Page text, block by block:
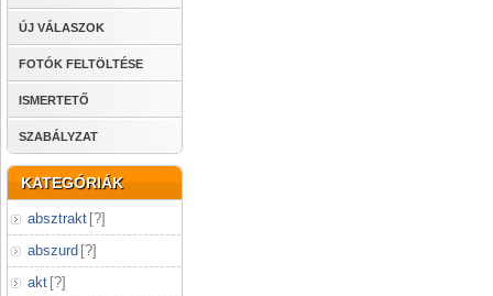
ÚJ VÁLASZOK
FOTÓK FELTÖLTÉSE
ISMERTETŐ
SZABÁLYZAT
KATEGÓRIÁK
absztrakt [?]
abszurd [?]
akt [?]